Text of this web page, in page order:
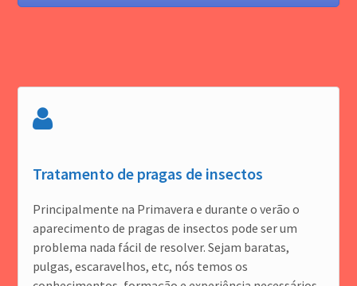
Tratamento de pragas de insectos
Principalmente na Primavera e durante o verão o
aparecimento de pragas de insectos pode ser um
problema nada fácil de resolver. Sejam baratas,
pulgas, escaravelhos, etc, nós temos os